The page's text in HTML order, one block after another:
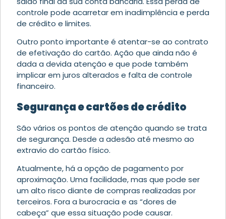
controle pode acarretar em inadimplência e perda
de crédito e limites.
Outro ponto importante é atentar-se ao contrato
de efetivação do cartão. Ação que ainda não é
dada a devida atenção e que pode também
implicar em juros alterados e falta de controle
financeiro.
Segurança e cartões de crédito
São vários os pontos de atenção quando se trata
de segurança. Desde a adesão até mesmo ao
extravio do cartão físico.
Atualmente, há a opção de pagamento por
aproximação. Uma facilidade, mas que pode ser
um alto risco diante de compras realizadas por
terceiros. Fora a burocracia e as “dores de
cabeça” que essa situação pode causar.